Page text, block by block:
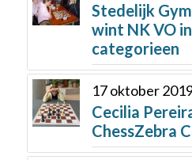
Stedelijk
wint NK VO
categorieen
17 oktober
Cecilia
ChessZebra